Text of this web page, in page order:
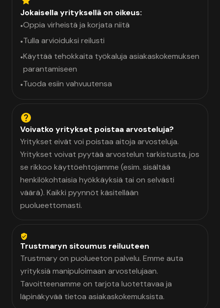
Jokaisella yrityksellä on oikeus:
•Oppia virheistä ja korjata niitä
•Tulla arvioiduksi reilusti
•Käyttää tehokkaita työkaluja asiakaskokemuksen
parantamiseen
•Tuoda esiin vahvuutensa
Voivatko yritykset poistaa arvosteluja?
Yritykset eivät voi poistaa aitoja arvosteluja.
Yritykset voivat pyytää arvostelun tarkistusta, jos
se rikkoo käyttöehtojamme (esim. sisältää
henkilökohtaisia hyökkäyksiä tai on selvästi
väärä). Kaikki pyynnöt käsitellään
puolueettomasti.
Trustmaryn sitoumus reiluuteen
Trustmary on puolueeton palvelu. Emme auta
yrityksiä manipuloimaan arvostelujaan.
Tavoitteenamme on tarjota luotettavaa ja
läpinäkyvää tietoa asiakaskokemuksista.